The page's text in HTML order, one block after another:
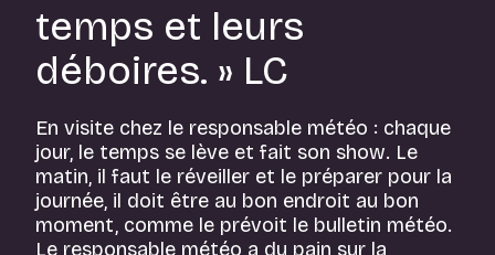
temps et leurs
déboires. » LC
En visite chez le responsable météo : chaque
jour, le temps se lève et fait son show. Le
matin, il faut le réveiller et le préparer pour la
journée, il doit être au bon endroit au bon
moment, comme le prévoit le bulletin météo.
Le responsable météo a du pain sur la